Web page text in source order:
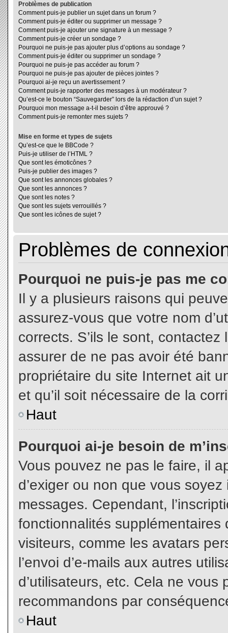
Problèmes de publication
Comment puis-je publier un sujet dans un forum ?
Comment puis-je éditer ou supprimer un message ?
Comment puis-je ajouter une signature à un message ?
Comment puis-je créer un sondage ?
Pourquoi ne puis-je pas ajouter plus d’options au sondage ?
Comment puis-je éditer ou supprimer un sondage ?
Pourquoi ne puis-je pas accéder au forum ?
Pourquoi ne puis-je pas ajouter de pièces jointes ?
Pourquoi ai-je reçu un avertissement ?
Comment puis-je rapporter des messages à un modérateur ?
Qu’est-ce le bouton “Sauvegarder” lors de la rédaction d’un sujet ?
Pourquoi mon message a-t-il besoin d’être approuvé ?
Comment puis-je remonter mes sujets ?
Mise en forme et types de sujets
Qu’est-ce que le BBCode ?
Puis-je utiliser de l’HTML ?
Que sont les émoticônes ?
Puis-je publier des images ?
Que sont les annonces globales ?
Que sont les annonces ?
Que sont les notes ?
Que sont les sujets verrouillés ?
Que sont les icônes de sujet ?
Problèmes de
Pourquoi ne puis-je pas me
Il y a plusieurs raisons qui
assurez-vous que votre nom
corrects. S’ils le sont,
assurer de ne pas avoir été
propriétaire du site Internet ait
et qu’il soit nécessaire de la
Haut
Pourquoi ai-je besoin de
Vous pouvez ne pas le faire, il
d’exiger ou non que vous
messages. Cependant,
fonctionnalités
visiteurs, comme les avatars
l’envoi d’e-mails aux autres
d’utilisateurs, etc. Cela ne vous
recommandons par
Haut